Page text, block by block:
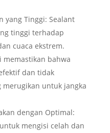
yang Tinggi: Sealant
tinggi terhadap
cuaca ekstrem.
memastikan bahwa
dan tidak
untuk jangka
dengan Optimal:
mengisi celah dan